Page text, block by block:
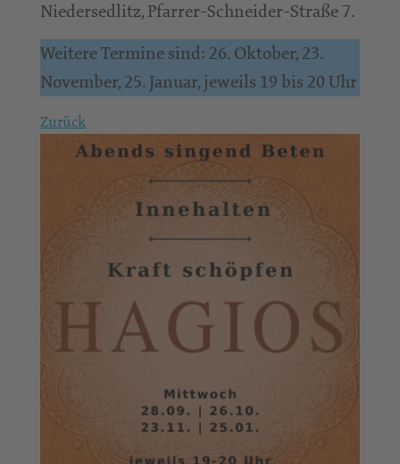
Niedersedlitz, Pfarrer-Schneider-Straße 7.
Weitere Termine sind: 26. Oktober, 23.
November, 25. Januar, jeweils 19 bis 20 Uhr
Zurück